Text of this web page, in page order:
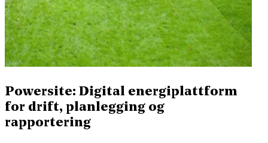
Powersite: Digital energiplattform
for drift, planlegging og
rapportering